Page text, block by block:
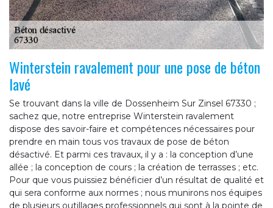
Winterstein ravalement pour une pose de béton
lavé
Se trouvant dans la ville de Dossenheim Sur Zinsel 67330 ;
sachez que, notre entreprise Winterstein ravalement
dispose des savoir-faire et compétences nécessaires pour
prendre en main tous vos travaux de pose de béton
désactivé. Et parmi ces travaux, il y a : la conception d’une
allée ; la conception de cours ; la création de terrasses ; etc.
Pour que vous puissiez bénéficier d’un résultat de qualité et
qui sera conforme aux normes ; nous munirons nos équipes